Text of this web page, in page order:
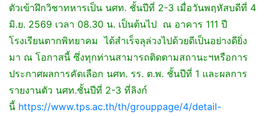
ตัวเข้าฝึกวิชาทหารเป็น นศท. ชั้นปีที่ 2-3 เมื่อวันพฤหัสบดีที่ 4
มิ.ย. 2569 เวลา 08.30 น. เป็นต้นไป ณ อาคาร 111 ปี
โรงเรียนตากพิทยาคม ได้สำเร็จลุล่วงไปด้วยดีเป็นอย่างดียิ่ง
มา ณ โอกาสนี้ ซึ่งทุกท่านสามารถติดตามสถานะฯหรือการ
ประกาศผลการคัดเลือก นศท. รร. ต.พ. ชั้นปีที่ 1 และผลการ
รายงานตัว นศท.ชั้นปีที่ 2-3 ที่ลิงก์
นี้ https://www.tps.ac.th/th/grouppage/4/detail-